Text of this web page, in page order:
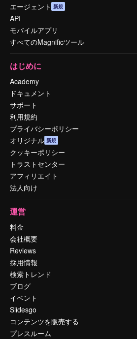
エージェント 新規
API
モバイルアプリ
すべてのMagnificツール
はじめに
Academy
ドキュメント
サポート
利用規約
プライバシーポリシー
オリジナル 新規
クッキーポリシー
トラストセンター
アフィリエイト
法人向け
運営
料金
会社概要
Reviews
採用情報
検索トレンド
ブログ
イベント
Slidesgo
コンテンツを販売する
プレスルーム